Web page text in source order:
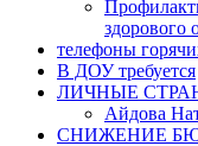
здорового
телефоны
В ДОУ требуется
ЛИЧНЫЕ
Айдова
СНИЖЕНИЕ